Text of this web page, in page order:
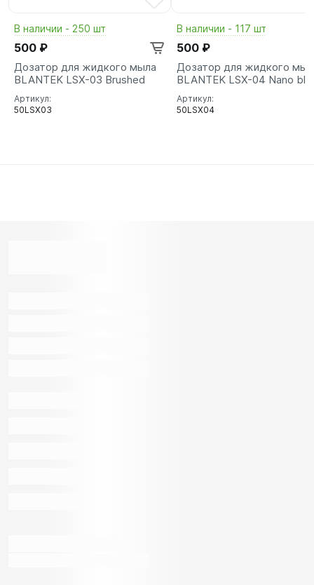
В наличии - 250 шт
500 ₽
Дозатор для жидкого мыла
BLANTEK LSX-03 Brushed
Артикул:
50LSX03
В наличии - 117 шт
500 ₽
Дозатор для жидкого
BLANTEK LSX-04 Nano
Артикул:
50LSX04